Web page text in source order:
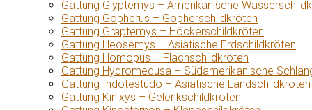
Gattung Glyptemys – Amerikanische
Gattung Gopherus – Gopherschildkröten
Gattung Graptemys – Höckerschildkröten
Gattung Heosemys – Asiatische Erdschildkröten
Gattung Homopus – Flachschildkröten
Gattung Hydromedusa – Südamerikanische
Gattung Indotestudo – Asiatische Landschildkröten
Gattung Kinixys – Gelenkschildkröten